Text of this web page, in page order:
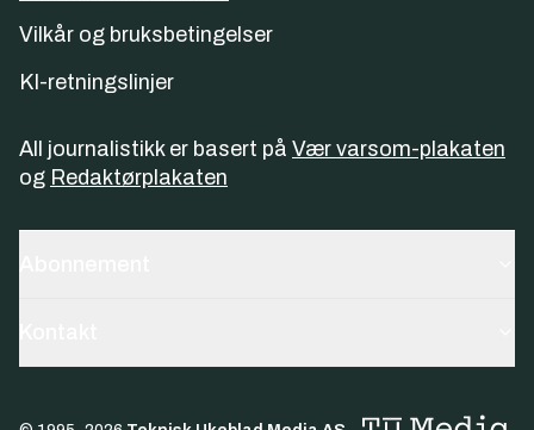
Vilkår og bruksbetingelser
KI-retningslinjer
All journalistikk er basert på Vær varsom-plakaten
og Redaktørplakaten